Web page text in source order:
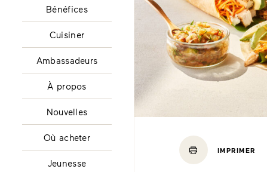
Bénéfices
Cuisiner
Ambassadeurs
À propos
Nouvelles
Où acheter
Jeunesse
IMPRIMER